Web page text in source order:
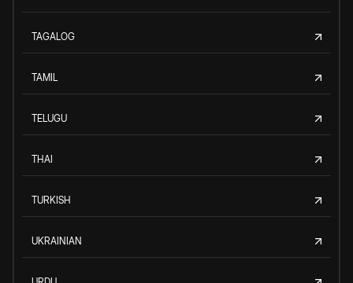
TAGALOG
TAMIL
TELUGU
THAI
TURKISH
UKRAINIAN